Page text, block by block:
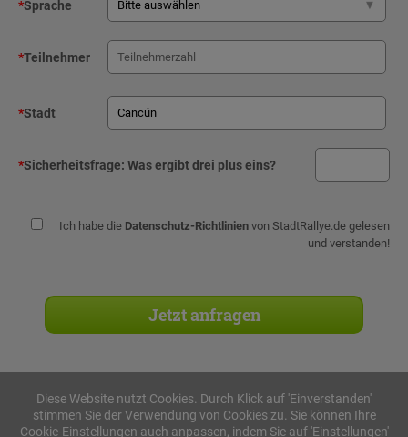
*Sprache
*Teilnehmer
*Stadt
*Sicherheitsfrage: Was ergibt drei plus eins?
Ich habe die Datenschutz-Richtlinien von StadtRallye.de gelesen
und verstanden!
Stadtrallyes
Diese Website nutzt Cookies. Durch Klick auf 'Einverstanden'
stimmen Sie der Verwendung von Cookies zu. Sie können Ihre
Cookie-Einstellungen auch anpassen, indem Sie auf 'Einstellungen'